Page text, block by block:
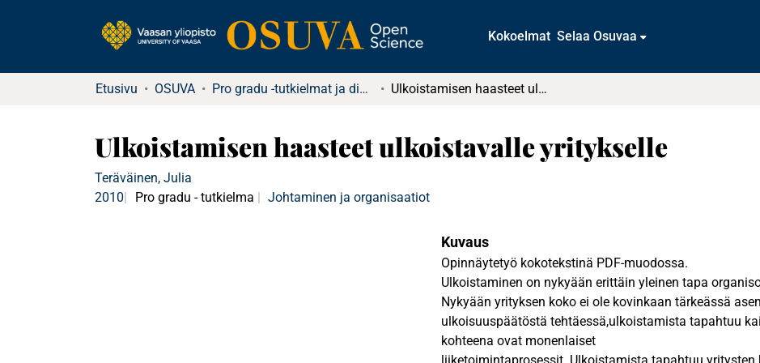
Kokoelmat Selaa Osuvaa
Etusivu OSUVA Pro gradu -tutkielmat ja diplomityöt (rajattu saatavuus) Ulkoistamisen haasteet ulkoistavalle yritykselle
Ulkoistamisen haasteet ulkoistavalle yritykselle
Teräväinen, Julia
2010
Pro gradu - tutkielma Johtaminen ja organisaatiot
Kuvaus
Opinnäytetyö kokotekstinä PDF-muodossa.
Ulkoistaminen on nykyään erittäin yleinen tapa
Nykyään yrityksen koko ei ole kovinkaan tärkeässä
ulkoisuuspäätöstä tehtäessä,ulkoistamista tapahtuu
kohteena ovat monenlaiset